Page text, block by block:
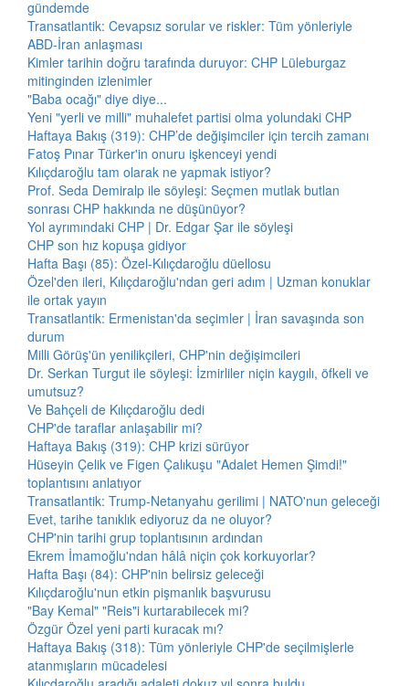
gündemde
Transatlantik: Cevapsız sorular ve riskler: Tüm yönleriyle
ABD-İran anlaşması
Kimler tarihin doğru tarafında duruyor: CHP Lüleburgaz
mitinginden izlenimler
"Baba ocağı" diye diye...
Yeni "yerli ve milli" muhalefet partisi olma yolundaki CHP
Haftaya Bakış (319): CHP’de değişimciler için tercih zamanı
Fatoş Pınar Türker'in onuru işkenceyi yendi
Kılıçdaroğlu tam olarak ne yapmak istiyor?
Prof. Seda Demiralp ile söyleşi: Seçmen mutlak butlan
sonrası CHP hakkında ne düşünüyor?
Yol ayrımındaki CHP | Dr. Edgar Şar ile söyleşi
CHP son hız kopuşa gidiyor
Hafta Başı (85): Özel-Kılıçdaroğlu düellosu
Özel'den ileri, Kılıçdaroğlu'ndan geri adım | Uzman konuklar
ile ortak yayın
Transatlantik: Ermenistan'da seçimler | İran savaşında son
durum
Milli Görüş'ün yenilikçileri, CHP'nin değişimcileri
Dr. Serkan Turgut ile söyleşi: İzmirliler niçin kaygılı, öfkeli ve
umutsuz?
Ve Bahçeli de Kılıçdaroğlu dedi
CHP'de taraflar anlaşabilir mi?
Haftaya Bakış (319): CHP krizi sürüyor
Hüseyin Çelik ve Figen Çalıkuşu "Adalet Hemen Şimdi!"
toplantısını anlatıyor
Transatlantik: Trump-Netanyahu gerilimi | NATO'nun geleceği
Evet, tarihe tanıklık ediyoruz da ne oluyor?
CHP'nin tarihi grup toplantısının ardından
Ekrem İmamoğlu'ndan hâlâ niçin çok korkuyorlar?
Hafta Başı (84): CHP'nin belirsiz geleceği
Kılıçdaroğlu'nun etkin pişmanlık başvurusu
"Bay Kemal" "Reis"i kurtarabilecek mi?
Özgür Özel yeni parti kuracak mı?
Haftaya Bakış (318): Tüm yönleriyle CHP'de seçilmişlerle
atanmışların mücadelesi